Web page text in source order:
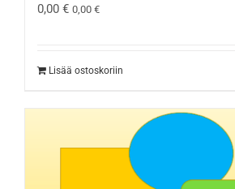
0,00 € 0,00 €
Lisää ostoskoriin